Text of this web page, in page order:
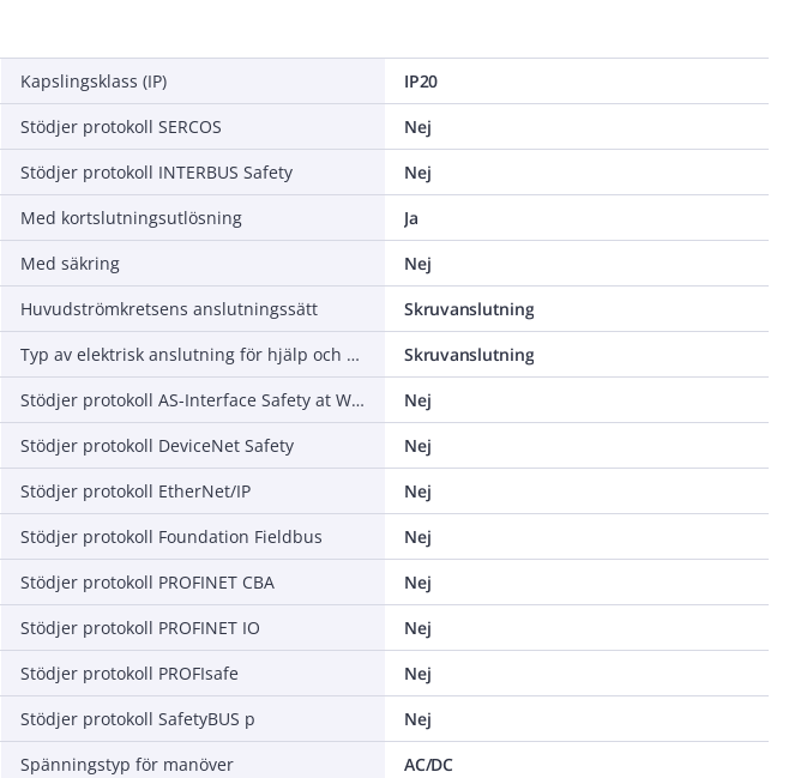
Kapslingsklass (IP)
IP20
Stödjer protokoll SERCOS
Nej
Stödjer protokoll INTERBUS Safety
Nej
Med kortslutningsutlösning
Ja
Med säkring
Nej
Huvudströmkretsens anslutningssätt
Skruvanslutning
Typ av elektrisk anslutning för hjälp och manöverströmkretsar
Skruvanslutning
Stödjer protokoll AS-Interface Safety at Work
Nej
Stödjer protokoll DeviceNet Safety
Nej
Stödjer protokoll EtherNet/IP
Nej
Stödjer protokoll Foundation Fieldbus
Nej
Stödjer protokoll PROFINET CBA
Nej
Stödjer protokoll PROFINET IO
Nej
Stödjer protokoll PROFIsafe
Nej
Stödjer protokoll SafetyBUS p
Nej
Spänningstyp för manöver
AC/DC